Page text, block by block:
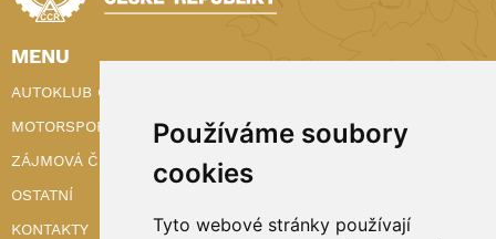
Používáme soubory
cookies
Tyto webové stránky používají
MENU
AUTOKLUB ČR
MOTORSPORT
ZÁJMOVÁ ČINNOST
OSTATNÍ
KONTAKTY